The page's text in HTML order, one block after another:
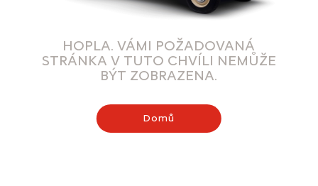
HOPLA. VÁMI POŽADOVANÁ
STRÁNKA V TUTO CHVÍLI NEMŮŽE
BÝT ZOBRAZENA.
Domů